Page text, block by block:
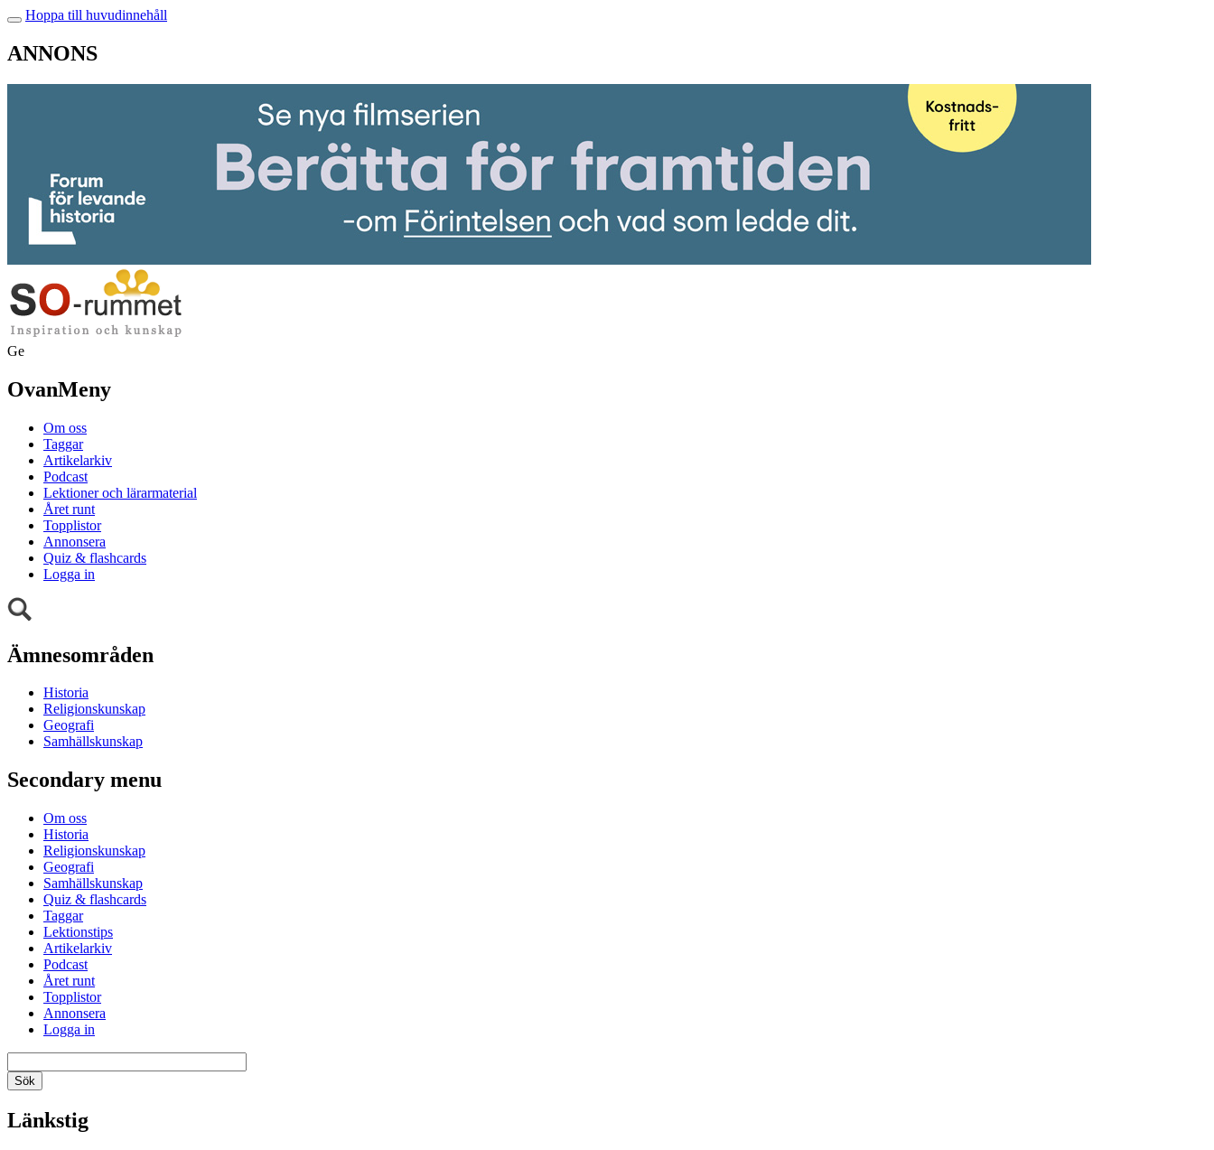
Hoppa till huvudinnehåll
ANNONS
Ge
OvanMeny
Om oss
Taggar
Artikelarkiv
Podcast
Lektioner och lärarmaterial
Året runt
Topplistor
Annonsera
Quiz & flashcards
Logga in
Ämnesområden
Historia
Religionskunskap
Geografi
Samhällskunskap
Secondary menu
Om oss
Historia
Religionskunskap
Geografi
Samhällskunskap
Quiz & flashcards
Taggar
Lektionstips
Artikelarkiv
Podcast
Året runt
Topplistor
Annonsera
Logga in
Länkstig